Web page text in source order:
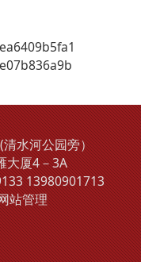
水河公园旁）
大厦4－3A
13980901713
站管理